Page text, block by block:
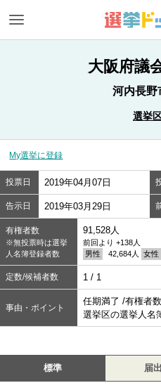
大阪府議
河内長野
選挙
My選挙に登録
投票日 2019年04月07日
告示日 2019年03月29日
有権者数
※無投票時は選挙
人名簿登録者数
91,528人
前回より +138人
男性
42,684人 女性
定数/候補者数 1 / 1
事由・ポイント
任期満了 /有権者
選挙区の選挙人名
標準 届